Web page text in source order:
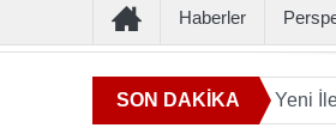
Haberler
SON DAKİKA
Ötesine Geçen Yeni İletişim